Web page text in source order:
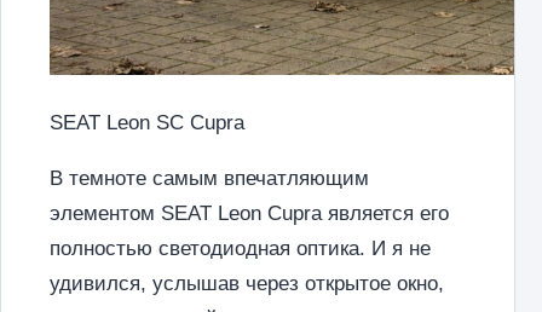
SEAT Leon SC Cupra
В темноте самым впечатляющим
элементом SEAT Leon Cupra является его
полностью светодиодная оптика. И я не
удивился, услышав через открытое окно,